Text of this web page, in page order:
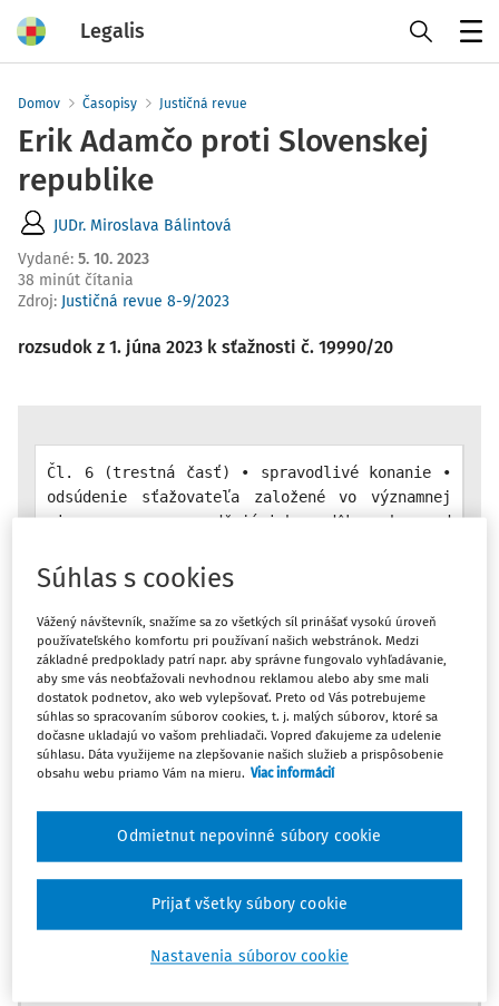
Legalis
Domov Časopisy Justičná revue
Erik Adamčo proti Slovenskej
republike
JUDr. Miroslava Bálintová
Vydané: 5. 10. 2023
38 minút čítania
Zdroj: Justičná revue 8-9/2023
rozsudok z 1. júna 2023 k sťažnosti č. 19990/20
Čl. 6 (trestná časť) • spravodlivé konanie •
odsúdenie sťažovateľa založené vo významnej
miere na usvedčujúcich dôkazoch od
vyšetrovateľmi a prokurátormi výmenou za
motivácia na strane spolupáchateľov nemohla
byť vylúčená • žiadna zrejmá individuálna
pozornosť venovaná zo strany vnútroštátnych
súdov rozsahu a charakteru získaných výhod •
opretie sa o napadnuté dôkazy, založené na
nedostatočnom odôvodnení a bez
sprevádzajúcich primeraných záruk
V prípade Erik Adamčo proti Slovenskej republike,
Európsky súd pre ľudské práva (prvá sekcia), zasadajúc
Máte predplatné?
Súhlas s cookies
Vážený návštevník, snažíme sa zo všetkých síl prinášať vysokú úroveň
používateľského komfortu pri používaní našich webstránok. Medzi
základné predpoklady patrí napr. aby správne fungovalo vyhľadávanie,
aby sme vás neobťažovali nevhodnou reklamou alebo aby sme mali
dostatok podnetov, ako web vylepšovať. Preto od Vás potrebujeme
súhlas so spracovaním súborov cookies, t. j. malých súborov, ktoré sa
dočasne ukladajú vo vašom prehliadači. Vopred ďakujeme za udelenie
súhlasu. Dáta využijeme na zlepšovanie našich služieb a prispôsobenie
obsahu webu priamo Vám na mieru. Viac informácií
Nastavenia súborov cookie
Odmietnut nepovinné súbory cookie
Prijať všetky súbory cookie